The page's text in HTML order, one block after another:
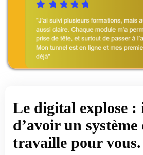
Le digital explose :
d’avoir un système
travaille pour vous.